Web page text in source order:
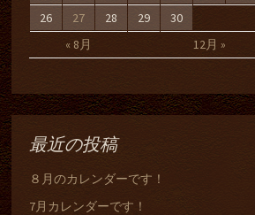
« 8月 12月 »
26
27 28 29 30
最近の投稿
８月のカレンダーです！
7月カレンダーです！